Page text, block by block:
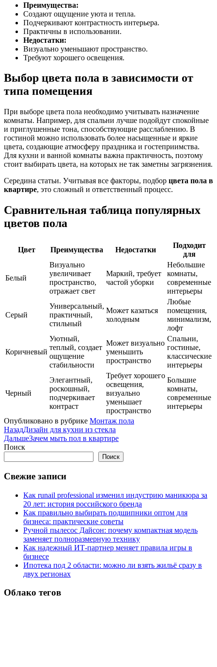
Преимущества:
Создают ощущение уюта и тепла.
Подчеркивают контрастность интерьера.
Практичны в использовании.
Недостатки:
Визуально уменьшают пространство.
Требуют хорошего освещения.
Выбор цвета пола в зависимости от
типа помещения
При выборе цвета пола необходимо учитывать назначение
комнаты. Например, для спальни лучше подойдут спокойные
и приглушенные тона, способствующие расслаблению. В
гостиной можно использовать более насыщенные и яркие
цвета, создающие атмосферу праздника и гостеприимства.
Для кухни и ванной комнаты важна практичность, поэтому
стоит выбирать цвета, на которых не так заметны загрязнения.
Середина статьи. Учитывая все факторы, подбор цвета пола в
квартире, это сложный и ответственный процесс.
Сравнительная таблица популярных
цветов пола
Цвет Преимущества Недостатки
Подходит
для
Белый
Визуально
увеличивает
пространство,
отражает свет
Маркий, требует
частой уборки
Небольшие
комнаты,
современные
интерьеры
Серый
Универсальный,
практичный,
стильный
Может казаться
холодным
Любые
помещения,
минимализм,
лофт
Коричневый
Уютный,
теплый, создает
ощущение
стабильности
Может визуально
уменьшить
пространство
Спальни,
гостиные,
классические
интерьеры
Черный
Элегантный,
роскошный,
подчеркивает
контраст
Требует хорошего
освещения,
визуально
уменьшает
пространство
Большие
комнаты,
современные
интерьеры
Опубликовано в рубрике Монтаж пола
НазадДизайн для кухни из стекла
ДальшеЗачем мыть пол в квартире
Поиск
Поиск
Свежие записи
Как runail professional изменил индустрию маникюра за
20 лет: история российского бренда
Как правильно выбирать подшипники оптом для
бизнеса: практические советы
Ручной пылесос Дайсон: почему компактная модель
заменяет полноразмерную технику
Как надежный ИТ-партнер меняет правила игры в
бизнесе
Ипотека под 2 области: можно ли взять жильё сразу в
двух регионах
Облако тегов